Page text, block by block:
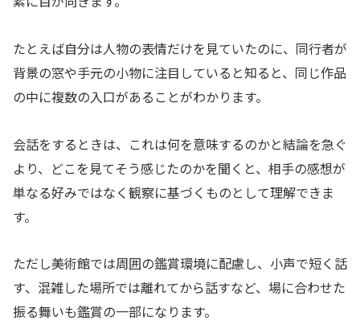
たとえば自分は人物の表情だけを見ていたのに、同行者が
背景の窓や手元の小物に注目していると知ると、同じ作品
の中に複数の入口があることがわかります。
会話をするときは、これは何を意味するのかと結論を急ぐ
より、どこを見てそう感じたのかを聞くと、相手の感想が
単なる好みではなく観察に基づくものとして理解できま
す。
ただし美術館では周囲の鑑賞環境に配慮し、小声で短く話
す、混雑した場所では離れてから話すなど、場に合わせた
振る舞いも鑑賞の一部になります。